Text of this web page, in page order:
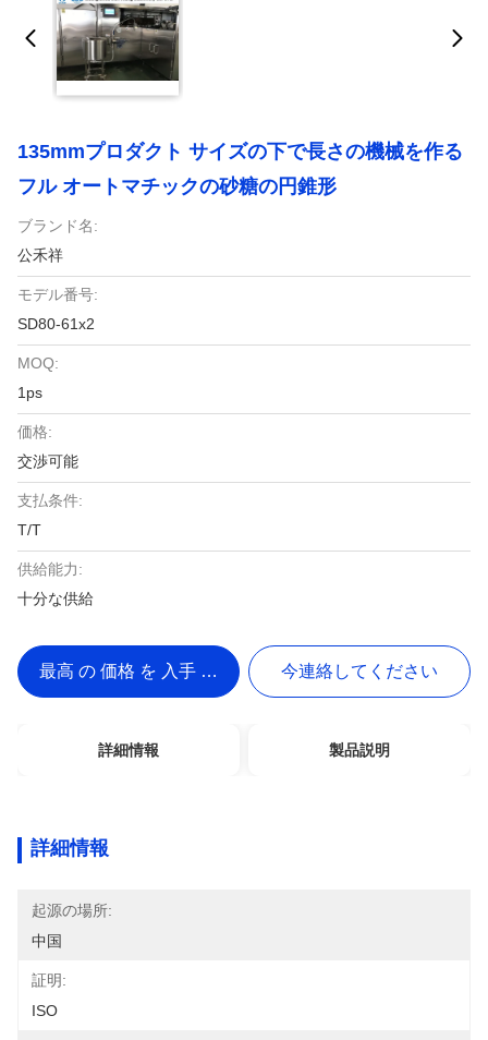
135mmプロダクト サイズの下で長さの機械を作る
フル オートマチックの砂糖の円錐形
ブランド名:
公禾祥
モデル番号:
SD80-61x2
MOQ:
1ps
価格:
交渉可能
支払条件:
T/T
供給能力:
十分な供給
最高 の 価格 を 入手 する 今連絡してください
詳細情報 製品説明
詳細情報
起源の場所:
中国
証明:
ISO